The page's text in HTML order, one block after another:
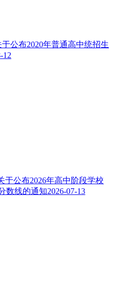
于公布2020年普通高中统招生
12
于公布2026年高中阶段学校
数线的通知2026-07-13